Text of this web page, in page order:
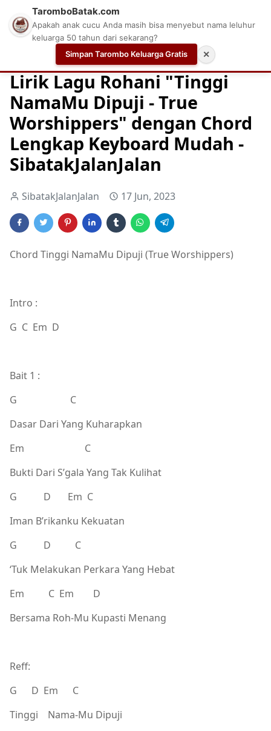
Chord Chord Gitar Lagu Rohani Chord Gitar
Lirik Lagu Rohani "Tinggi
NamaMu Dipuji - True
Worshippers" dengan Chord
Lengkap Keyboard Mudah -
SibatakJalanJalan
SibatakJalanJalan 17 Jun, 2023
Chord Tinggi NamaMu Dipuji (True Worshippers)
Intro :
G C Em D
Bait 1 :
G C
Dasar Dari Yang Kuharapkan
Em C
Bukti Dari S’gala Yang Tak Kulihat
G D Em C
Iman B’rikanku Kekuatan
G D C
‘Tuk Melakukan Perkara Yang Hebat
Em C Em D
Bersama Roh-Mu Kupasti Menang
Reff:
G D Em C
Tinggi Nama-Mu Dipuji
TaromboBatak.com
Apakah anak cucu Anda masih bisa menyebut nama leluhur
keluarga 50 tahun dari sekarang?
Simpan Tarombo Keluarga Gratis
✕